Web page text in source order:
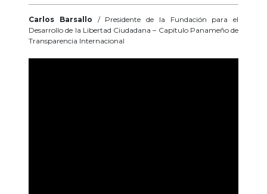
Carlos Barsallo / Presidente de la Fundación para el
Desarrollo de la Libertad Ciudadana – Capítulo Panameño de
Transparencia Internacional